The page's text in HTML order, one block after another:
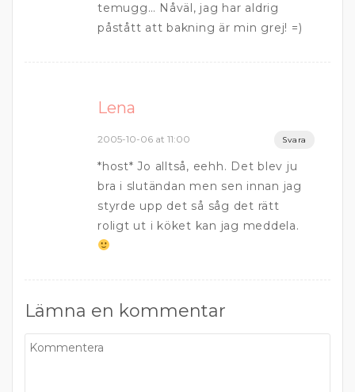
temugg… Nåväl, jag har aldrig
påstått att bakning är min grej! =)
Lena
2005-10-06 at 11:00 Svara
*host* Jo alltså, eehh. Det blev ju
bra i slutändan men sen innan jag
styrde upp det så såg det rätt
roligt ut i köket kan jag meddela.
Lämna en kommentar